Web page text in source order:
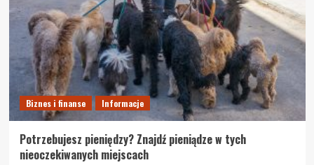
Biznes i finanse Informacje
Potrzebujesz pieniędzy? Znajdź pieniądze w tych
nieoczekiwanych miejscach